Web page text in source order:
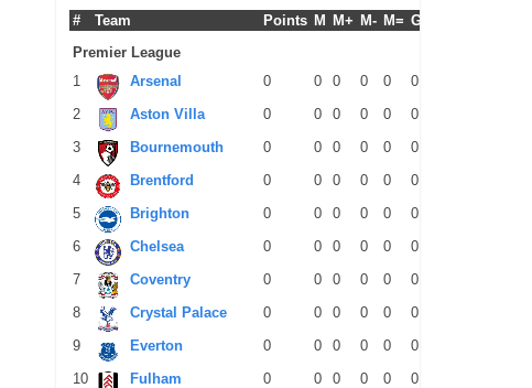
# Team Points M M+ M- M= G+
Premier League
1
Arsenal 0 0 0 0 0 0
2
Aston Villa 0 0 0 0 0 0
3
Bournemouth 0 0 0 0 0 0
4
Brentford 0 0 0 0 0 0
5
Brighton 0 0 0 0 0 0
6
Chelsea 0 0 0 0 0 0
7
Coventry 0 0 0 0 0 0
8
Crystal Palace 0 0 0 0 0 0
9
Everton 0 0 0 0 0 0
10
Fulham 0 0 0 0 0 0